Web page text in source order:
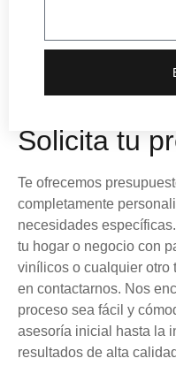
Solicita tu
Te ofrecemos
completamente
necesidades
tu hogar o negocio con
vinílicos o cualquier otro
en contactarnos. Nos
proceso sea fácil y
asesoría inicial
hasta la
resultados de alta calidad